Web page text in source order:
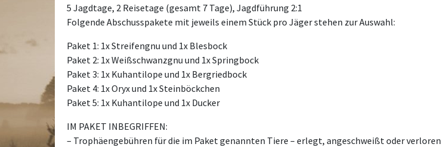
5 Jagdtage, 2 Reisetage (gesamt 7 Tage), Jagdführung 2:1
Folgende Abschusspakete mit jeweils einem Stück pro Jäger stehen zur Auswahl:
Paket 1: 1x Streifengnu und 1x Blesbock
Paket 2: 1x Weißschwanzgnu und 1x Springbock
Paket 3: 1x Kuhantilope und 1x Bergriedbock
Paket 4: 1x Oryx und 1x Steinböckchen
Paket 5: 1x Kuhantilope und 1x Ducker
IM PAKET INBEGRIFFEN:
– Trophäengebühren für die im Paket genannten Tiere – erlegt, angeschweißt oder verloren